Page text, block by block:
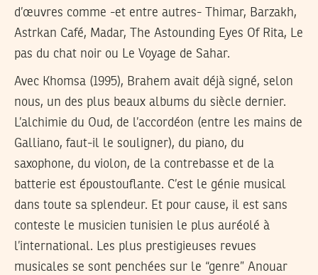
d’œuvres comme -et entre autres- Thimar, Barzakh,
Astrkan Café, Madar, The Astounding Eyes Of Rita, Le
pas du chat noir ou Le Voyage de Sahar.
Avec Khomsa (1995), Brahem avait déjà signé, selon
nous, un des plus beaux albums du siècle dernier.
L’alchimie du Oud, de l’accordéon (entre les mains de
Galliano, faut-il le souligner), du piano, du
saxophone, du violon, de la contrebasse et de la
batterie est époustouflante. C’est le génie musical
dans toute sa splendeur. Et pour cause, il est sans
conteste le musicien tunisien le plus auréolé à
l’international. Les plus prestigieuses revues
musicales se sont penchées sur le “genre” Anouar